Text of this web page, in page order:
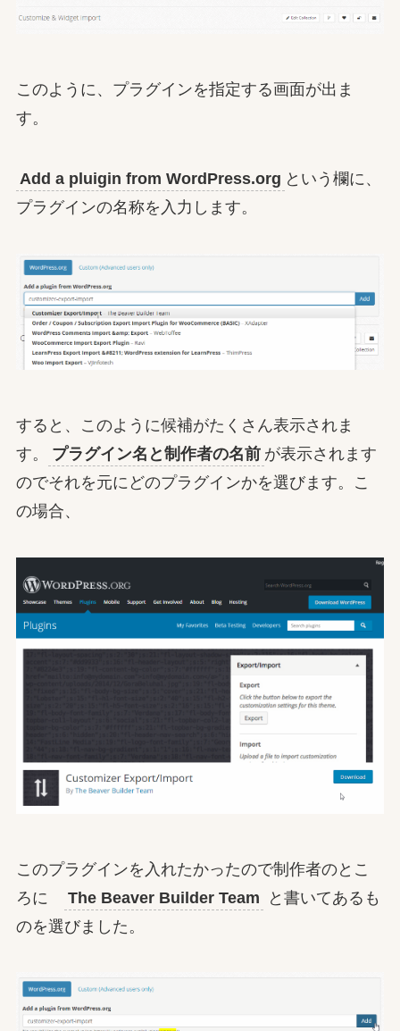
このように、プラグインを指定する画面が出ま
す。
Add a pluigin from WordPress.org という欄に、
プラグインの名称を入力します。
すると、このように候補がたくさん表示されま
す。
プラグイン名と制作者の名前 が表示されます
のでそれを元にどのプラグインかを選びます。こ
の場合、
このプラグインを入れたかったので制作者のとこ
ろに
The Beaver Builder Team
と書いてあるも
のを選びました。